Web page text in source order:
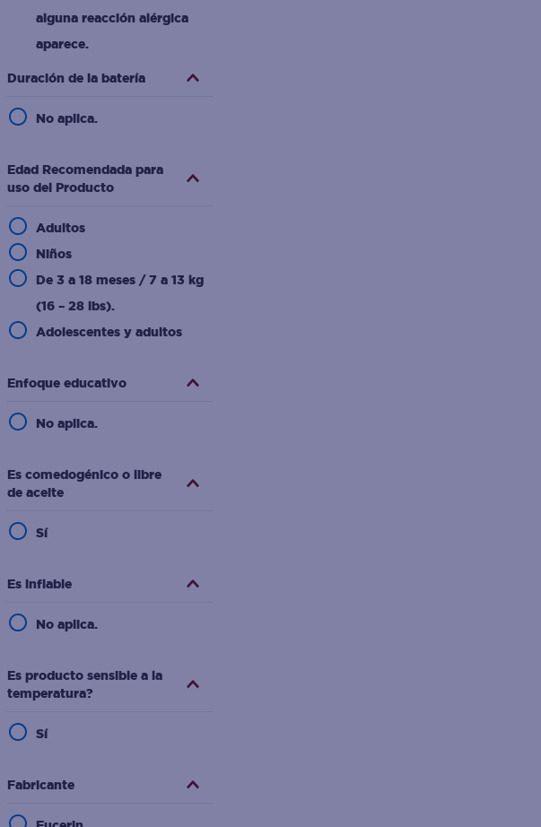
alguna reacción alérgica
aparece.
Duración de la batería
No aplica.
Edad Recomendada para
uso del Producto
Adultos
Niños
De 3 a 18 meses / 7 a 13 kg
(16 – 28 lbs).
Adolescentes y adultos
Enfoque educativo
No aplica.
Es comedogénico o libre
de aceite
Sí
Es inflable
No aplica.
Es producto sensible a la
temperatura?
Sí
Fabricante